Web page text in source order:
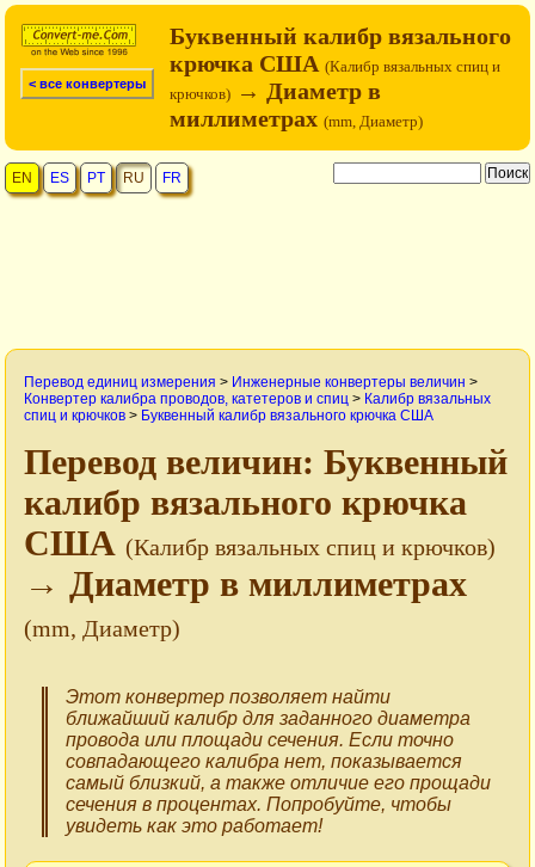
< все конвертеры
Буквенный калибр вязального
крючка США (Калибр вязальных спиц и
крючков) → Диаметр в
миллиметрах (mm, Диаметр)
EN ES PT RU FR
Перевод единиц измерения > Инженерные конвертеры величин >
Конвертер калибра проводов, катетеров и спиц > Калибр вязальных
спиц и крючков > Буквенный калибр вязального крючка США
Перевод величин: Буквенный
калибр вязального крючка
США (Калибр вязальных спиц и крючков)
→ Диаметр в миллиметрах
(mm, Диаметр)
Этот конвертер позволяет найти
ближайший калибр для заданного диаметра
провода или площади сечения. Если точно
совпадающего калибра нет, показывается
самый близкий, а также отличие его прощади
сечения в процентах. Попробуйте, чтобы
увидеть как это работает!